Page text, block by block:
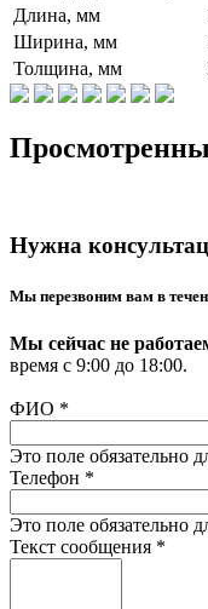
Длина, мм
Ширина, мм
Толщина, мм
Нужна
Мы перезвоним вам в
Мы сейчас не
время с 9:00 до 18:00.
ФИО *
Это поле обязательно
Телефон *
Это поле обязательно
Текст сообщения *